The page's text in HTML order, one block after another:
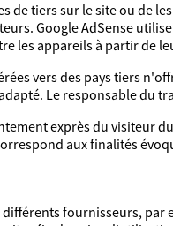
de tiers sur le site ou de
Google AdSense
les appareils à partir de
vers des pays tiers
Le responsable du
exprès du visiteur
aux finalités
fournisseurs,